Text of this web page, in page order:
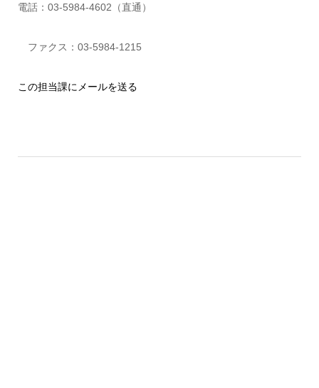
電話：03-5984-4602（直通）
ファクス：03-5984-1215
この担当課にメールを送る